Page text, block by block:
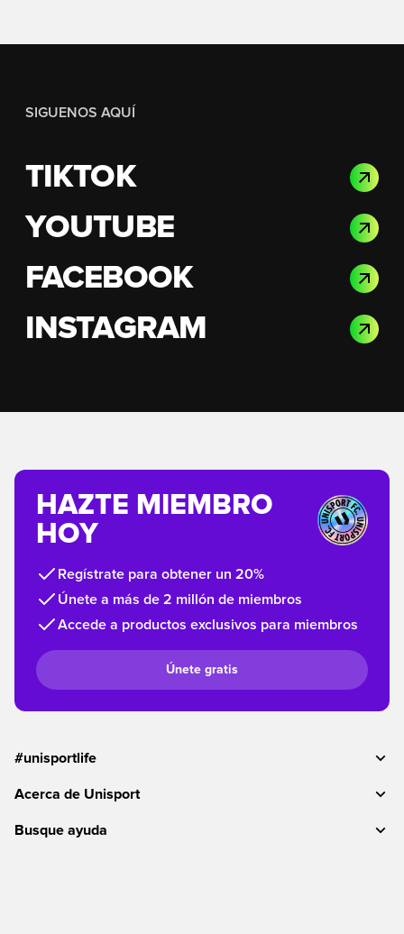
SIGUENOS AQUÍ
TIKTOK
YOUTUBE
FACEBOOK
INSTAGRAM
HAZTE MIEMBRO
HOY
Regístrate para obtener un 20%
Únete a más de 2 millón de miembros
Accede a productos exclusivos para miembros
Únete gratis
#unisportlife
Acerca de Unisport
Busque ayuda